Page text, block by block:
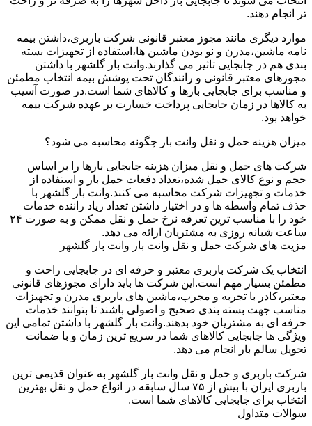
تر انجام دهند.
موارد دیگری مانند مجوز معتبر قانونی شرکت باربری،داشتن بیمه
نامه ماشین،مدرن و نو بودن ماشین ها،استفاده از تجهیزات بسته
بندی هم در جابجایی تاثیر می گذارند.وانت بار گلشهر با داشتن
مجوزهای معتبر قانونی و رانندگان تحت پوشش بیمه انتخاب مطمئن
و مناسب برای جابجایی بارها و کالاهای شما است.در صورت آسیب
به کالاها در زمان جابجایی پرداخت خسارت بر عهده شرکت بیمه
خواهد بود.
میزان هزینه حمل و نقل وانت بار چگونه محاسبه می شود؟
شرکت های حمل و نقل میزان هزینه جابجایی بارها را بر اساس
حجم و نوع کالای حمل شده،تعداد دفعات حمل بار و استفاده از
خدمات و تجهیزات شرکت محاسبه می کنند.وانت بار گلشهر با
حذف تمام واسطه ها و در اختیار داشتن تعداد زیاد راننده خدمات
خود را با مناسب ترین تعرفه نرخ حمل و نقل ممکن و به صورت ۲۴
ساعت شبانه روزی به مشتریان ارائه می دهد.
مزیت های شرکت حمل و نقل وانت بار وانت بار گلشهر
انتخاب یک شرکت باربری معتبر و حرفه ای در جابجایی راحت و
مطمئن بسیار مهم است.این شرکت ها باید دارای مجوزهای قانونی
معتبر،کادر با تجربه و مجرب،ماشین های باربری مدرن و تجهیزات
مناسب جهت بسته بندی صحیح و اصولی باشند تا بتوانند خدمات
حرفه ای به مشتریان خود بدهند.وانت بار گلشهر با داشتن تمامی این
ویژگی ها جابجایی کالاهای شما در سریع ترین زمان و با ضمانت
تحویل سالم بار انجام می دهد.
شرکت باربری و حمل و نقل وانت بار گلشهر به عنوان قدیمی ترین
باربری ایران با بیش از ۷۵ سال سابقه در انواع حمل و نقل بهترین
انتخاب برای جابجایی کالاهای شما است.
سوالات متداول